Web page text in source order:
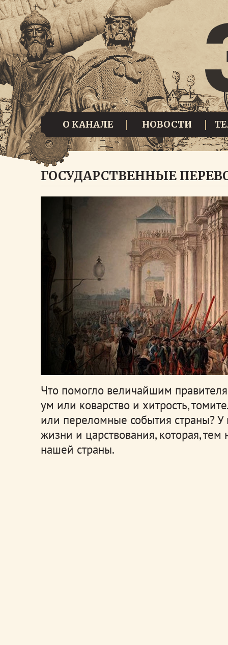
О КАНАЛЕ НОВОСТИ
ГОСУДАРСТВЕННЫЕ
Что помогло величайшим
ум или коварство и хитрость,
или переломные события страны? У
жизни и царствования, которая,
нашей страны.